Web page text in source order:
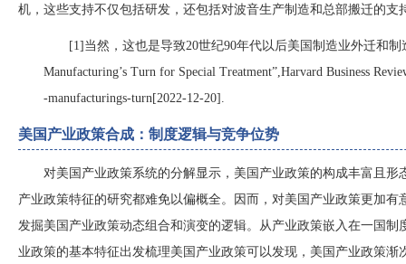
机，这些支持不仅包括研发，还包括对波音生产制造和总部搬迁的支
[1]当然，这也是导致20世纪90年代以后美国制造业外迁和制
Manufacturing’s Turn for Special Treatment” Harvard Business
-manufacturings-turn[2022-12-20].
美国产业政策合成：制度逻辑与竞争位势
对美国产业政策系统的分解显示，美国产业政策的构成丰富且
产业政策特征的研究都难免以偏概全。因而，对美国产业政策更加
发掘美国产业政策动态组合和演变的逻辑。从产业政策嵌入在一国
业政策的基本特征出发梳理美国产业政策可以发现，美国产业政策